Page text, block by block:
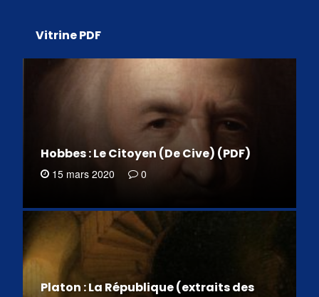
Vitrine PDF
Hobbes : Le Citoyen (De Cive) (PDF)
15 mars 2020 0
Platon : La République (extraits des